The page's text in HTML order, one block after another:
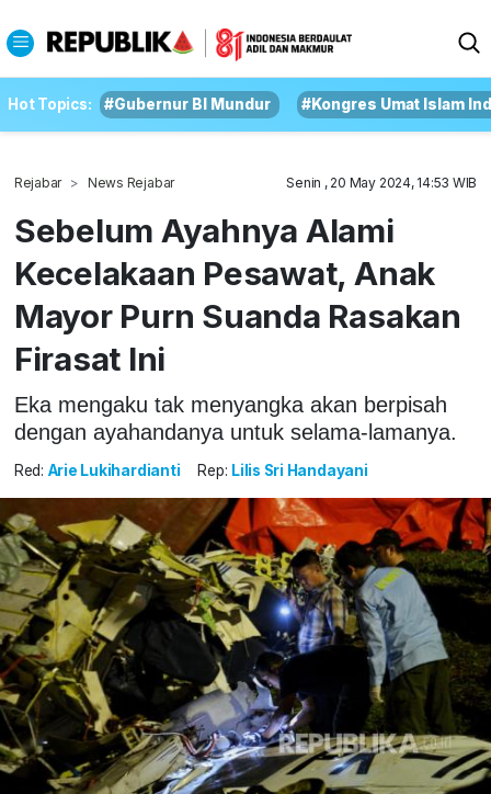
Hot Topics: #Gubernur BI Mundur #Kongres Umat Islam
Rejabar News Rejabar Senin , 20 May 2024, 14:53 WIB
Sebelum Ayahnya Alami
Kecelakaan Pesawat, Anak
Mayor Purn Suanda Rasakan
Firasat Ini
Eka mengaku tak menyangka akan berpisah
dengan ayahandanya untuk selama-lamanya.
Red: Arie Lukihardianti Rep: Lilis Sri Handayani